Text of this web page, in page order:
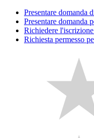
Presentare domanda
Presentare domanda
Richiedere
Richiesta permesso